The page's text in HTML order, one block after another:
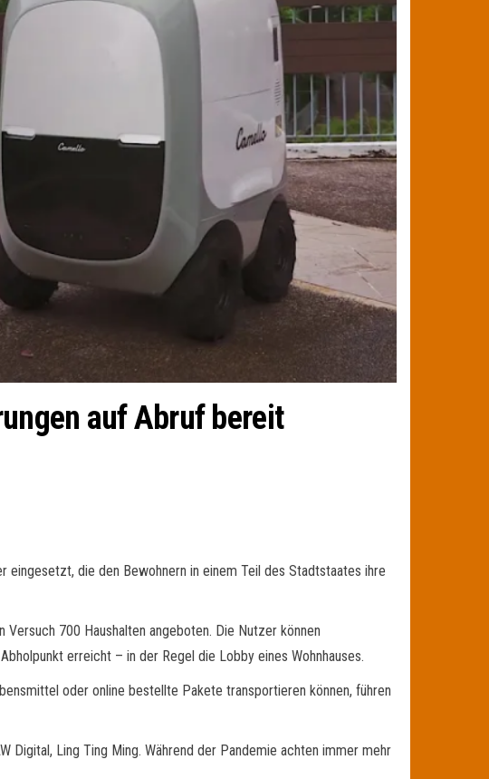
auf Abruf bereit
eingesetzt, die den Bewohnern in einem Teil des Stadtstaates ihre
Versuch 700 Haushalten angeboten. Die Nutzer können
erreicht – in der Regel die Lobby eines Wohnhauses.
oder online bestellte Pakete transportieren können, führen
Digital, Ling Ting Ming. Während der Pandemie achten immer mehr